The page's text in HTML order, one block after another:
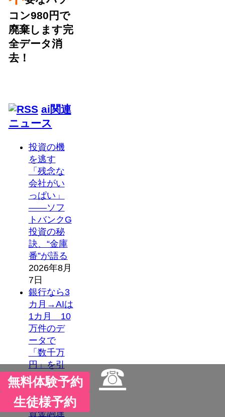
コン980円で
廃棄します完
全データ消
去！
ai関連
ニュース
投資の機
を逃す
「残念な
会社がい
っぱい」
――ソフ
トバンクG
投資の秘
訣、“金庫
番”が語る
2026年8月
7日
銀行なら3
カ月→AIは
1カ月 10
万件のデ
ータで
「数千万
円」を引
き出し
た“データ
ドリブン
資金調達
無料体験予約 ☎
生徒様予約